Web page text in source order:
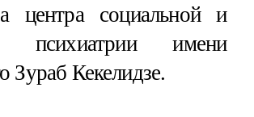
центра социальной и
психиатрии имени
Зураб Кекелидзе.